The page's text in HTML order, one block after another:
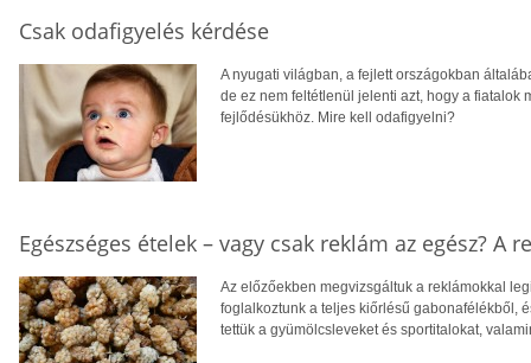
Csak odafigyelés kérdése
A nyugati világban, a fejlett országokban
de ez nem feltétlenül jelenti azt, hogy a fiatalok
fejlődésükhöz. Mire kell odafigyelni?
Egészséges ételek – vagy csak reklám az egész? A
Az előzőekben megvizsgáltuk a reklámokkal
foglalkoztunk a teljes kiőrlésű gabonafélékből,
tettük a gyümölcsleveket és sportitalokat,